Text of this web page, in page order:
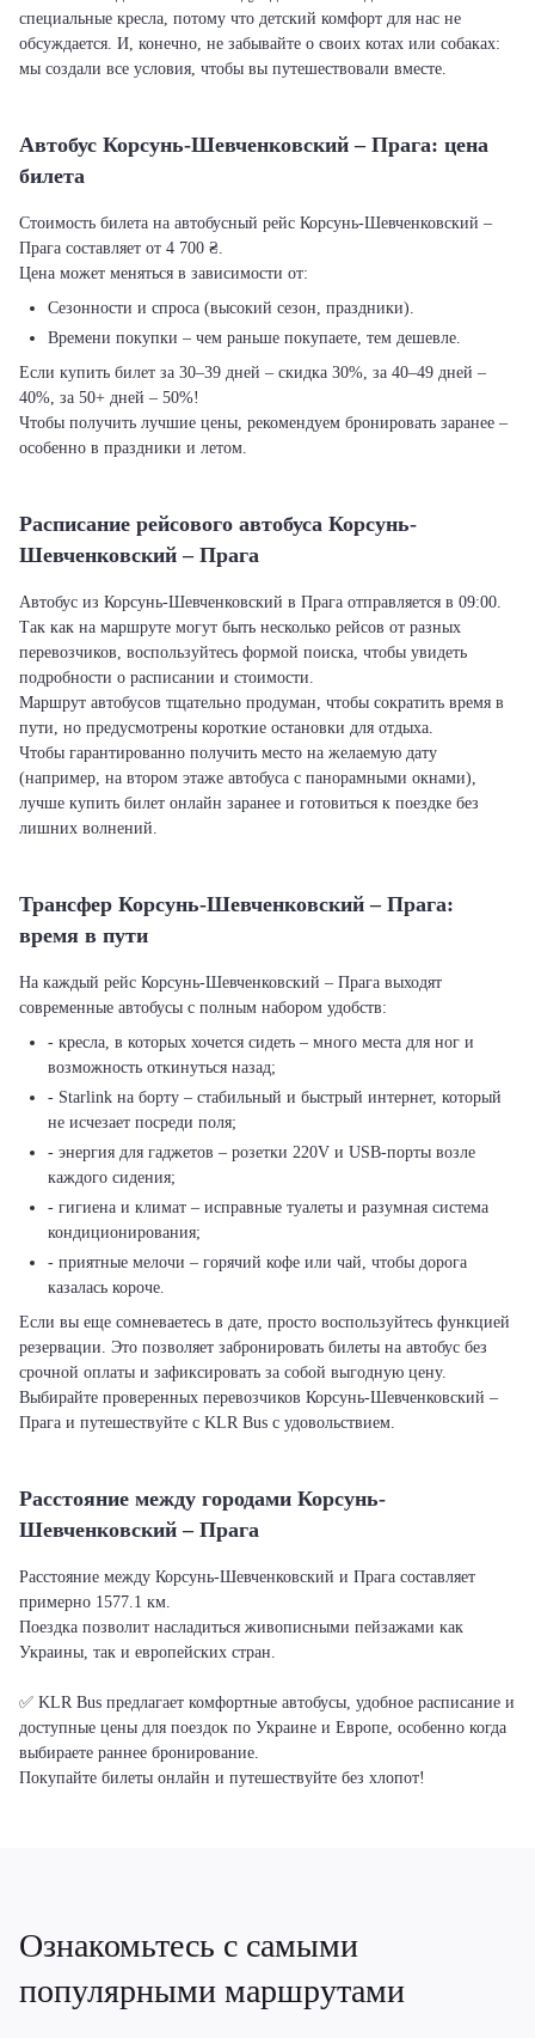
специальные кресла, потому что детский комфорт для нас не
обсуждается. И, конечно, не забывайте о своих котах или собаках:
мы создали все условия, чтобы вы путешествовали вместе.
Автобус Корсунь-Шевченковский – Прага: цена
билета
Стоимость билета на автобусный рейс Корсунь-Шевченковский –
Прага составляет от 4 700 ₴.
Цена может меняться в зависимости от:
Сезонности и спроса (высокий сезон, праздники).
Времени покупки – чем раньше покупаете, тем дешевле.
Если купить билет за 30–39 дней – скидка 30%, за 40–49 дней –
40%, за 50+ дней – 50%!
Чтобы получить лучшие цены, рекомендуем бронировать заранее –
особенно в праздники и летом.
Расписание рейсового автобуса Корсунь-
Шевченковский – Прага
Автобус из Корсунь-Шевченковский в Прага отправляется в 09:00.
Так как на маршруте могут быть несколько рейсов от разных
перевозчиков, воспользуйтесь формой поиска, чтобы увидеть
подробности о расписании и стоимости.
Маршрут автобусов тщательно продуман, чтобы сократить время в
пути, но предусмотрены короткие остановки для отдыха.
Чтобы гарантированно получить место на желаемую дату
(например, на втором этаже автобуса с панорамными окнами),
лучше купить билет онлайн заранее и готовиться к поездке без
лишних волнений.
Трансфер Корсунь-Шевченковский – Прага:
время в пути
На каждый рейс Корсунь-Шевченковский – Прага выходят
современные автобусы с полным набором удобств:
- кресла, в которых хочется сидеть – много места для ног и
возможность откинуться назад;
- Starlink на борту – стабильный и быстрый интернет, который
не исчезает посреди поля;
- энергия для гаджетов – розетки 220V и USB-порты возле
каждого сидения;
- гигиена и климат – исправные туалеты и разумная система
кондиционирования;
- приятные мелочи – горячий кофе или чай, чтобы дорога
казалась короче.
Если вы еще сомневаетесь в дате, просто воспользуйтесь функцией
резервации. Это позволяет забронировать билеты на автобус без
срочной оплаты и зафиксировать за собой выгодную цену.
Выбирайте проверенных перевозчиков Корсунь-Шевченковский –
Прага и путешествуйте с KLR Bus с удовольствием.
Расстояние между городами Корсунь-
Шевченковский – Прага
Расстояние между Корсунь-Шевченковский и Прага составляет
примерно 1577.1 км.
Поездка позволит насладиться живописными пейзажами как
Украины, так и европейских стран.
✅ KLR Bus предлагает комфортные автобусы, удобное расписание и
доступные цены для поездок по Украине и Европе, особенно когда
выбираете раннее бронирование.
Покупайте билеты онлайн и путешествуйте без хлопот!
Ознакомьтесь с самыми
популярными маршрутами